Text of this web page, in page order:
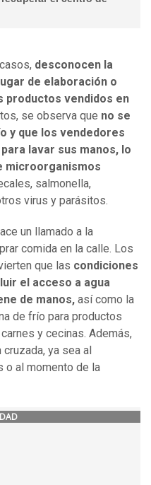
desconocen la
de elaboración o
productos vendidos en
se observa que no se
y que los vendedores
lavar sus manos, lo
microorganismos
salmonella,
virus y parásitos.
un llamado a la
comida en la calle. Los
que las condiciones
el acceso a agua
de manos, así como la
de frío para productos
y cecinas. Además,
ya sea al
o al momento de la